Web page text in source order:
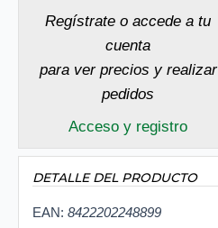
Regístrate o accede a tu
cuenta
para ver precios y realizar
pedidos
Acceso y registro
DETALLE DEL PRODUCTO
EAN: 8422202248899